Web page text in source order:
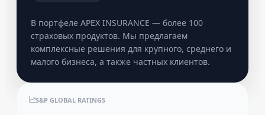
В портфеле APEX INSURANCE — более 100
страховых продуктов. Мы предлагаем
комплексные решения для крупного, среднего и
малого бизнеса, а также частных клиентов.
S&P GLOBAL RATINGS